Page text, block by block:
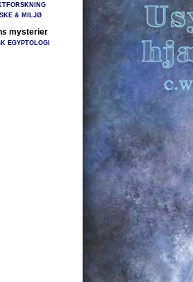
& MILJØ
mysterier
EGYPTOLOGI